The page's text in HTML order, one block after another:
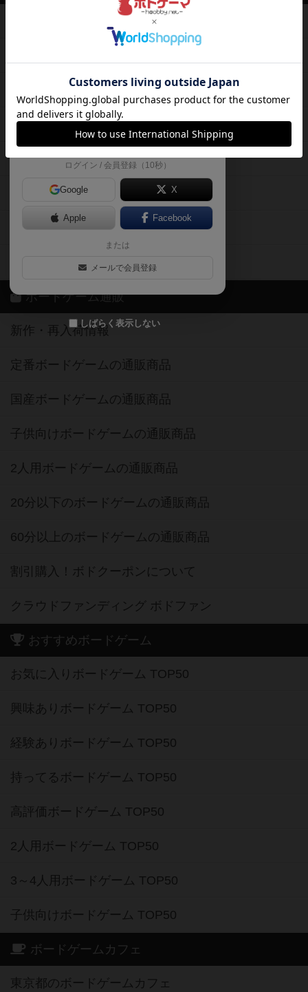
て、
自分のデータを管理しませんか？
がボドゲーマを利用中！
遊んだボードゲームを記録する
気になるゲームのレビューを読む
お気に入り作品・所有リストの共
有
ログイン / 会員登録（10秒）
Google X
Apple Facebook
または
メールで会員登録
しばらく表示しない
ボードゲーム会情報
メカニクス特集
掲示板・トピックス
ボドとも・会員一覧
ボードゲーム業界コラム
ボドゲーマご利用案内
ボードゲーム通販
新作・再入荷情報
定番ボードゲームの通販商品
国産ボードゲームの通販商品
子供向けボードゲームの通販商品
2人用ボードゲームの通販商品
20分以下のボードゲームの通販商品
60分以上のボードゲームの通販商品
割引購入！ボドクーポンについて
クラウドファンディング ボドファン
おすすめボードゲーム
お気に入りボードゲーム TOP50
興味ありボードゲーム TOP50
経験ありボードゲーム TOP50
持ってるボードゲーム TOP50
高評価ボードゲーム TOP50
2人用ボードゲーム TOP50
3～4人用ボードゲーム TOP50
子供向けボードゲーム TOP50
ボードゲームカフェ
東京都のボードゲームカフェ